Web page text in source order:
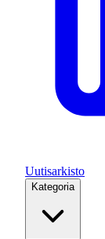
Uutisarkisto
Kategoria